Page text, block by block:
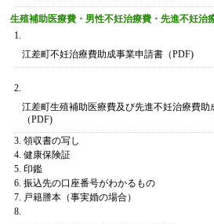
生殖補助医療費・男性不妊治療費・先進不妊治
江差町不妊治療費助成事業申請書（PDF)
江差町生殖補助医療費及び先進不妊治療費助
（PDF)
領収書の写し
健康保険証
印鑑
振込先の口座番号がわかるもの
戸籍謄本（事実婚の場合）